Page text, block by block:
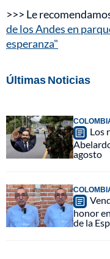
>>> Le
de los Andes en
esperanza"
Últimas Noticias
Los
agosto
honor
de la